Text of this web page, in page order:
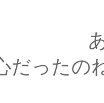
･････
だったの